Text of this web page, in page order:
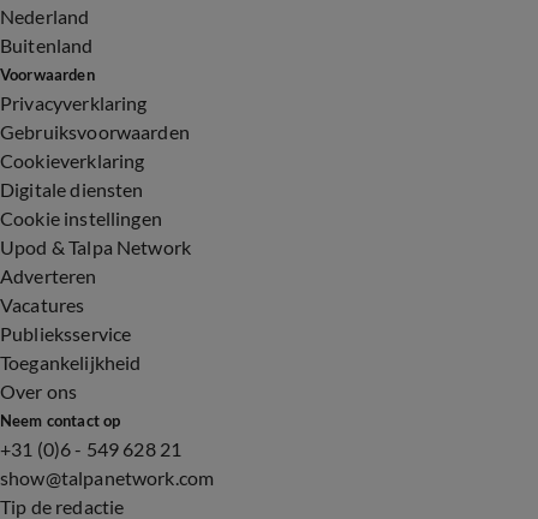
Nederland
Buitenland
Voorwaarden
Privacyverklaring
Gebruiksvoorwaarden
Cookieverklaring
Digitale diensten
Cookie instellingen
Upod & Talpa Network
Adverteren
Vacatures
Publieksservice
Toegankelijkheid
Over ons
Neem contact op
+31 (0)6 - 549 628 21
show@talpanetwork.com
Tip de redactie